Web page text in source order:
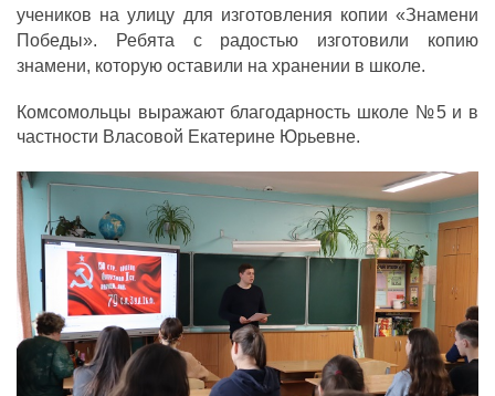
учеников на улицу для изготовления копии «Знамени
Победы». Ребята с радостью изготовили копию
знамени, которую оставили на хранении в школе.
Комсомольцы выражают благодарность школе №5 и в
частности Власовой Екатерине Юрьевне.